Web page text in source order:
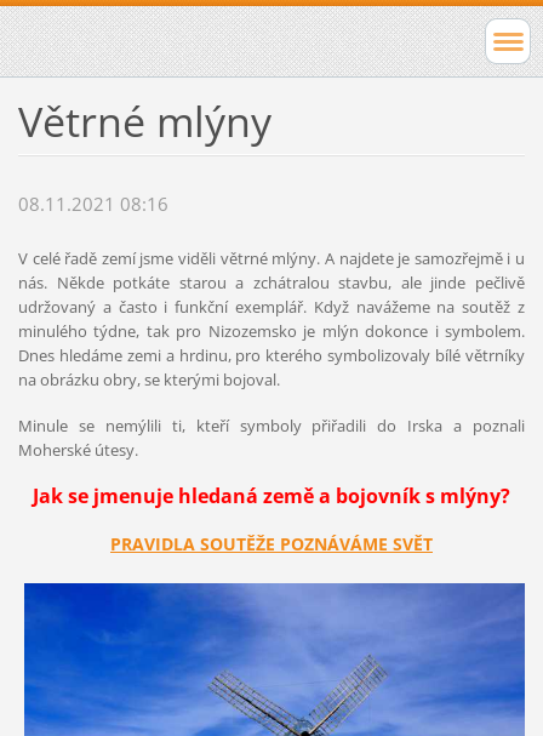
Větrné mlýny
08.11.2021 08:16
V celé řadě zemí jsme viděli větrné mlýny. A najdete je samozřejmě i u
nás. Někde potkáte starou a zchátralou stavbu, ale jinde pečlivě
udržovaný a často i funkční exemplář. Když navážeme na soutěž z
minulého týdne, tak pro Nizozemsko je mlýn dokonce i symbolem.
Dnes hledáme zemi a hrdinu, pro kterého symbolizovaly bílé větrníky
na obrázku obry, se kterými bojoval.
Minule se nemýlili ti, kteří symboly přiřadili do Irska a poznali
Moherské útesy.
Jak se jmenuje hledaná země a bojovník s mlýny?
PRAVIDLA SOUTĚŽE POZNÁVÁME SVĚT